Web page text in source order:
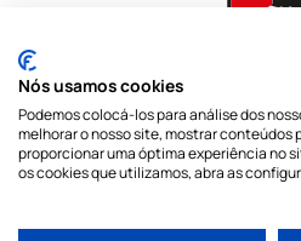
É proibido a reprodução do conteudo
comunicação,eletronico ou impresso,
Mania
Nós usamos cookies
Podemos colocá-los para análise dos
melhorar o nosso site, mostrar conteúdos
proporcionar uma óptima experiência no
os cookies que utilizamos, abra as